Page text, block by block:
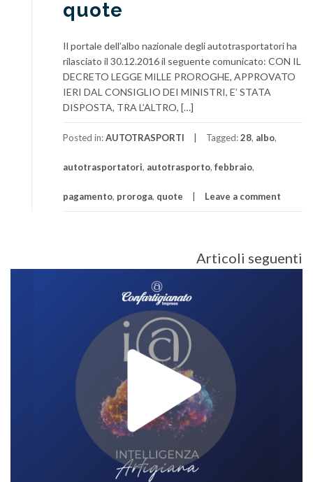
quote
Il portale dell’albo nazionale degli autotrasportatori ha
rilasciato il 30.12.2016 il seguente comunicato: CON IL
DECRETO LEGGE MILLE PROROGHE, APPROVATO
IERI DAL CONSIGLIO DEI MINISTRI, E’ STATA
DISPOSTA, TRA L’ALTRO, […]
Posted in:AUTOTRASPORTI Tagged:28, albo,
autotrasportatori, autotrasporto, febbraio,
pagamento, proroga, quote Leave a comment
articoli
Articoli seguenti